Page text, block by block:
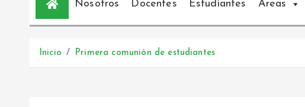
Nosotros Docentes Estudiantes Áreas
Inicio Primera comunión de estudiantes